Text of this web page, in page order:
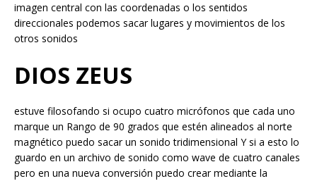
imagen central con las coordenadas o los sentidos
direccionales podemos sacar lugares y movimientos de los
otros sonidos
DIOS ZEUS
estuve filosofando si ocupo cuatro micrófonos que cada uno
marque un Rango de 90 grados que estén alineados al norte
magnético puedo sacar un sonido tridimensional Y si a esto lo
guardo en un archivo de sonido como wave de cuatro canales
pero en una nueva conversión puedo crear mediante la